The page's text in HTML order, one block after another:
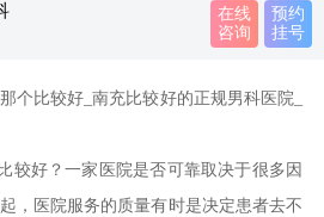
在线
咨询
预约
挂号
比较好_南充比较好的正规男科医院_
？一家医院是否可靠取决于很多因
，医院服务的质量有时是决定患者去不